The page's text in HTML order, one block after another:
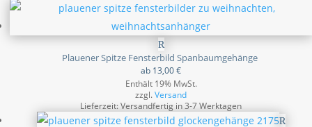
Plauener Spitze Fensterbild Spanbaumgehänge
ab 13,00€
Enthält 19% MwSt.
zzgl.Versand
Lieferzeit: Versandfertig in 3-7 Werktagen